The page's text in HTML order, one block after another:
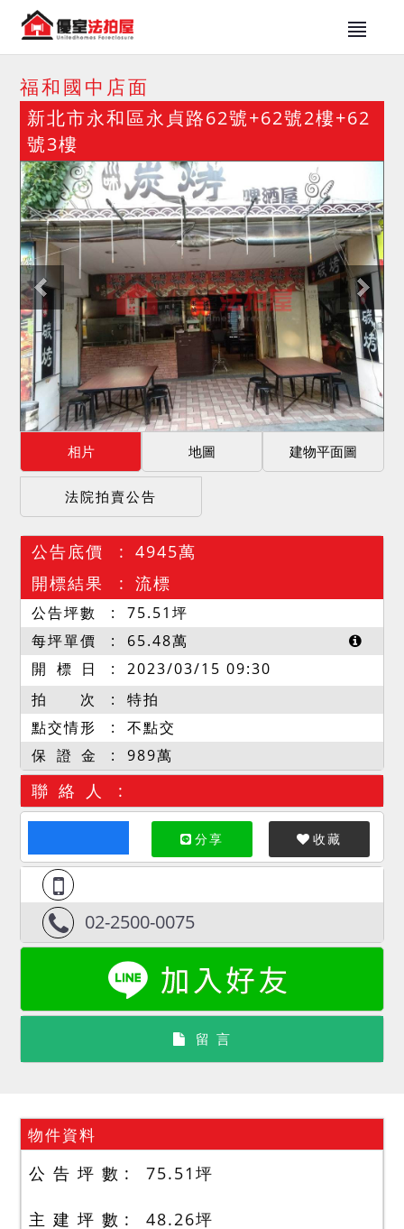
福和國中店面
新北市永和區永貞路62號+62號2樓+62
號3樓
相片 地圖 建物平面圖
法院拍賣公告
公告底價
4945萬
開標結果
流標
公告坪數 75.51坪
每坪單價
65.48萬
開 標 日
2023/03/15 09:30
拍 次
特拍
點交情形
不點交
保 證 金
989萬
聯 絡 人
分享 收藏
02-2500-0075
留 言
物件資料
公 告 坪 數 75.51 坪
主 建 坪 數 48.26坪